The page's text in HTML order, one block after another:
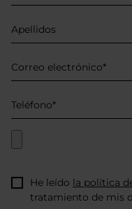
He leído la política
tratamiento de mis